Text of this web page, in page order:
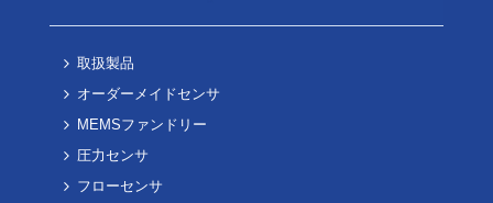
取扱製品
オーダーメイドセンサ
MEMSファンドリー
圧力センサ
フローセンサ